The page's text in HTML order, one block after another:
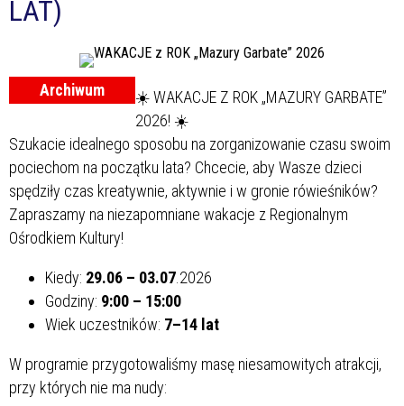
LAT)
Archiwum
☀️ WAKACJE Z ROK „MAZURY GARBATE”
2026! ☀️
Szukacie idealnego sposobu na zorganizowanie czasu swoim
pociechom na początku lata? Chcecie, aby Wasze dzieci
spędziły czas kreatywnie, aktywnie i w gronie rówieśników?
Zapraszamy na niezapomniane wakacje z Regionalnym
Ośrodkiem Kultury!
Kiedy: 29.06 – 03.07.2026
Godziny: 9:00 – 15:00
Wiek uczestników: 7–14 lat
W programie przygotowaliśmy masę niesamowitych atrakcji,
przy których nie ma nudy: